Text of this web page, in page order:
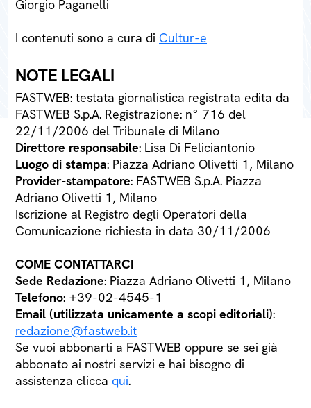
Giorgio Paganelli
I contenuti sono a cura di Cultur-e
NOTE LEGALI
FASTWEB: testata giornalistica registrata edita da
FASTWEB S.p.A. Registrazione: n° 716 del
22/11/2006 del Tribunale di Milano
Direttore responsabile: Lisa Di Feliciantonio
Luogo di stampa: Piazza Adriano Olivetti 1, Milano
Provider-stampatore: FASTWEB S.p.A. Piazza
Adriano Olivetti 1, Milano
Iscrizione al Registro degli Operatori della
Comunicazione richiesta in data 30/11/2006
COME CONTATTARCI
Sede Redazione: Piazza Adriano Olivetti 1, Milano
Telefono: +39-02-4545-1
Email (utilizzata unicamente a scopi editoriali):
redazione@fastweb.it
Se vuoi abbonarti a FASTWEB oppure se sei già
abbonato ai nostri servizi e hai bisogno di
assistenza clicca qui.